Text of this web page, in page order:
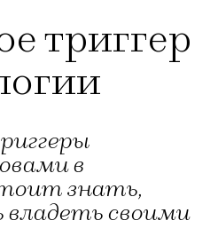
триггер
в
знать,
своими